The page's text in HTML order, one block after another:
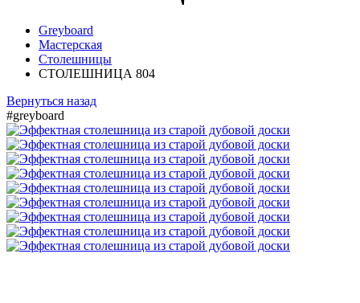
Greyboard
Мастерская
Столешницы
СТОЛЕШНИЦА 804
Вернуться назад
#greyboard